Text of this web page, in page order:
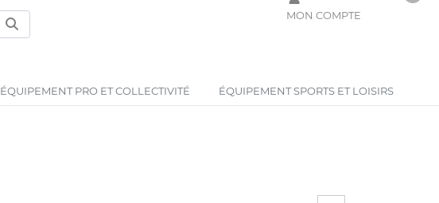
MON COMPTE
ÉQUIPEMENT PRO ET COLLECTIVITÉ ÉQUIPEMENT SPORTS ET LOISIRS